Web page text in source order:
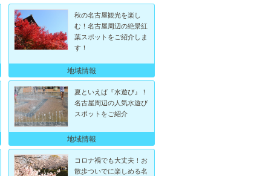
秋の名古屋観光を楽し
む！名古屋周辺の絶景紅
葉スポットをご紹介しま
す！
地域情報
夏といえば『水遊び』！
名古屋周辺の人気水遊び
スポットをご紹介
地域情報
コロナ禍でも大丈夫！お
散歩ついでに楽しめる名